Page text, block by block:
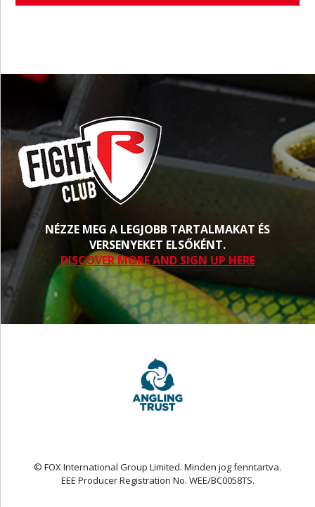
NÉZZE MEG A LEGJOBB TARTALMAKAT ÉS
VERSENYEKET ELSŐKÉNT.
DISCOVER MORE AND SIGN UP HERE
© FOX International Group Limited. Minden jog fenntartva.
EEE Producer Registration No. WEE/BC0058TS.